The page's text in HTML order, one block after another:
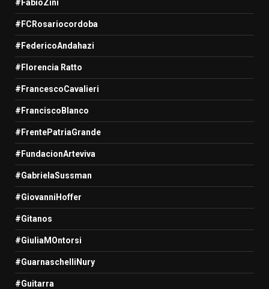
#FabioZini
#FCRosariocordoba
#FedericoAndahazi
#Florencia Ratto
#FrancescoCavalieri
#FranciscoBlanco
#FrentePatriaGrande
#FundacionArteviva
#GabrielaSussman
#GiovanniHoffer
#Gitanos
#GiuliaMOntorsi
#GuarnaschelliNury
#Guitarra